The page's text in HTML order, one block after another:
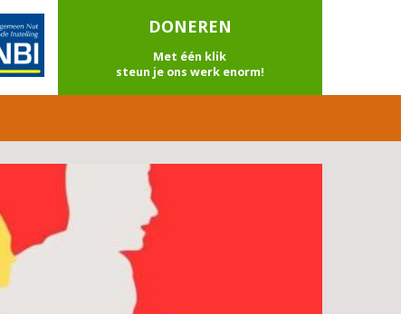
DONEREN
Met één klik
steun je ons werk enorm!